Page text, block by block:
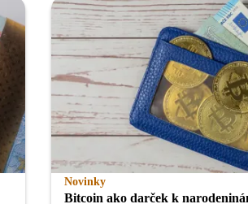
Novinky
Bitcoin ako darček k